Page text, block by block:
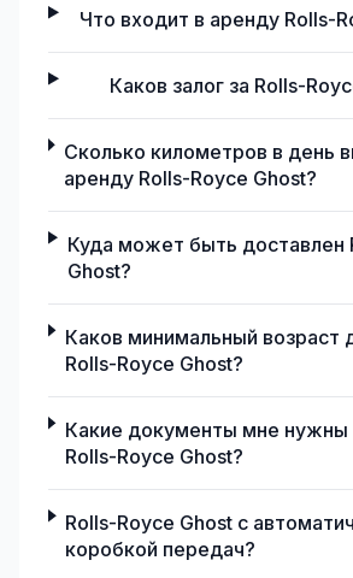
Что входит в аренду Rolls-
Каков залог за Rolls-
Сколько километров в день
аренду Rolls-Royce Ghost?
Куда может быть доставлен
Ghost?
Каков минимальный возраст
Rolls-Royce Ghost?
Какие документы мне нужны
Rolls-Royce Ghost?
Rolls-Royce Ghost с
коробкой передач?